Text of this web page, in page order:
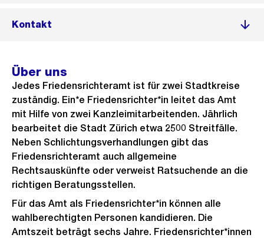
Kontakt
Über uns
Jedes Friedensrichteramt ist für zwei Stadtkreise
zuständig. Ein*e Friedensrichter*in leitet das Amt
mit Hilfe von zwei Kanzleimitarbeitenden. Jährlich
bearbeitet die Stadt Zürich etwa 2500 Streitfälle.
Neben Schlichtungsverhandlungen gibt das
Friedensrichteramt auch allgemeine
Rechtsauskünfte oder verweist Ratsuchende an die
richtigen Beratungsstellen.
Für das Amt als Friedensrichter*in können alle
wahlberechtigten Personen kandidieren. Die
Amtszeit beträgt sechs Jahre. Friedensrichter*innen